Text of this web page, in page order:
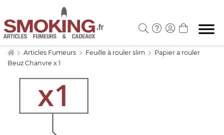
Articles Fumeurs Feuille à rouler slim
Papier a rouler
Beuz Chanvre x 1